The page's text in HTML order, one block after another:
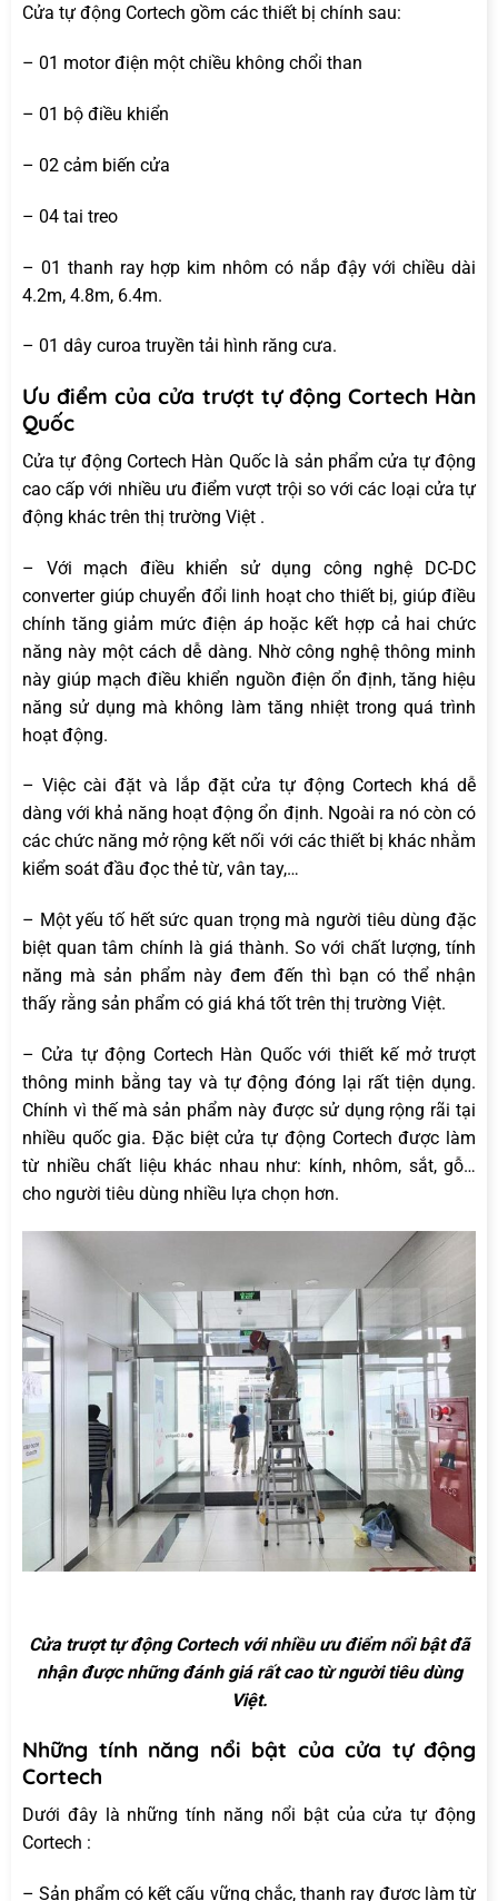
Cửa tự động Cortech gồm các thiết bị chính sau:
– 01 motor điện một chiều không chổi than
– 01 bộ điều khiển
– 02 cảm biến cửa
– 04 tai treo
– 01 thanh ray hợp kim nhôm có nắp đậy với chiều dài
4.2m, 4.8m, 6.4m.
– 01 dây curoa truyền tải hình răng cưa.
Ưu điểm của cửa trượt tự động Cortech Hàn
Quốc
Cửa tự động Cortech Hàn Quốc là sản phẩm cửa tự động
cao cấp với nhiều ưu điểm vượt trội so với các loại cửa tự
động khác trên thị trường Việt .
– Với mạch điều khiển sử dụng công nghệ DC-DC
converter giúp chuyển đổi linh hoạt cho thiết bị, giúp điều
chính tăng giảm mức điện áp hoặc kết hợp cả hai chức
năng này một cách dễ dàng. Nhờ công nghệ thông minh
này giúp mạch điều khiển nguồn điện ổn định, tăng hiệu
năng sử dụng mà không làm tăng nhiệt trong quá trình
hoạt động.
– Việc cài đặt và lắp đặt cửa tự động Cortech khá dễ
dàng với khả năng hoạt động ổn định. Ngoài ra nó còn có
các chức năng mở rộng kết nối với các thiết bị khác nhằm
kiểm soát đầu đọc thẻ từ, vân tay,…
– Một yếu tố hết sức quan trọng mà người tiêu dùng đặc
biệt quan tâm chính là giá thành. So với chất lượng, tính
năng mà sản phẩm này đem đến thì bạn có thể nhận
thấy rằng sản phẩm có giá khá tốt trên thị trường Việt.
– Cửa tự động Cortech Hàn Quốc với thiết kế mở trượt
thông minh bằng tay và tự động đóng lại rất tiện dụng.
Chính vì thế mà sản phẩm này được sử dụng rộng rãi tại
nhiều quốc gia. Đặc biệt cửa tự động Cortech được làm
từ nhiều chất liệu khác nhau như: kính, nhôm, sắt, gỗ…
cho người tiêu dùng nhiều lựa chọn hơn.
Cửa trượt tự động Cortech với nhiều ưu điểm nổi bật đã
nhận được những đánh giá rất cao từ người tiêu dùng
Việt.
Những tính năng nổi bật của cửa tự động
Cortech
Dưới đây là những tính năng nổi bật của cửa tự động
Cortech :
– Sản phẩm có kết cấu vững chắc, thanh ray được làm từ